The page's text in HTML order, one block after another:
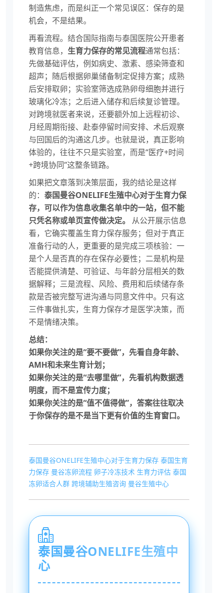
制造焦虑，而是纠正一个常见误区：保存的是
机会，不是结果。
再看流程。结合国际指南与泰国医院公开患者
教育信息， 生育力保存的常见流程通常包括：
先做基础评估，例如病史、激素、感染筛查和
超声；随后根据卵巢储备制定促排方案；成熟
后安排取卵；实验室筛选成熟卵母细胞并进行
玻璃化冷冻；之后进入储存和后续复诊管理。
对跨境就医者来说，还要额外加上远程初诊、
月经周期衔接、赴泰停留时间安排、术后观察
与回国后的沟通这几步。也就是说，真正影响
体验的，往往不只是实验室，而是“医疗+时间
+跨境协同”这整条链路。
如果把文章落到决策层面，我的结论是这样
的： 泰国曼谷ONELIFE生殖中心对于生育力保
存，可以作为信息收集名单中的一站，但不能
只凭名称或单页宣传做决定。
从公开展示信息
看，它确实覆盖生育力保存服务；但对于真正
准备行动的人，更重要的是完成三项核验：一
是个人是否真的存在保存必要性；二是机构是
否能提供清楚、可验证、与年龄分层相关的数
据解释；三是流程、风险、费用和后续储存条
款是否被完整写进沟通与同意文件中。只有这
三件事做扎实，生育力保存才是医学决策，而
不是情绪决策。
总结：
如果你关注的是“要不要做”，先看自身年龄、
AMH和未来生育计划；
如果你关注的是“去哪里做”，先看机构数据透
明度，而不是宣传力度；
如果你关注的是“值不值得做”，答案往往取决
于你保存的是不是当下更有价值的生育窗口。
泰国曼谷ONELIFE生殖中心对于生育力保存 泰国生育
力保存 曼谷冻卵流程 卵子冷冻技术 生育力评估 泰国
冻卵适合人群 跨境辅助生殖咨询 曼谷生殖中心
泰国曼谷ONELIFE生殖中
心